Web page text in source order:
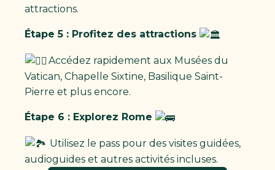
attractions.
Étape 5 : Profitez des attractions
Accédez rapidement aux Musées du
Vatican, Chapelle Sixtine, Basilique Saint-
Pierre et plus encore.
Étape 6 : Explorez Rome
Utilisez le pass pour des visites guidées,
audioguides et autres activités incluses.